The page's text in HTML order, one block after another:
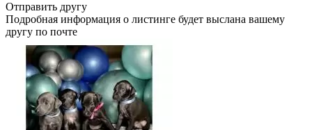
Отправить другу
Подробная информация о листинге будет выслана вашему
другу по почте